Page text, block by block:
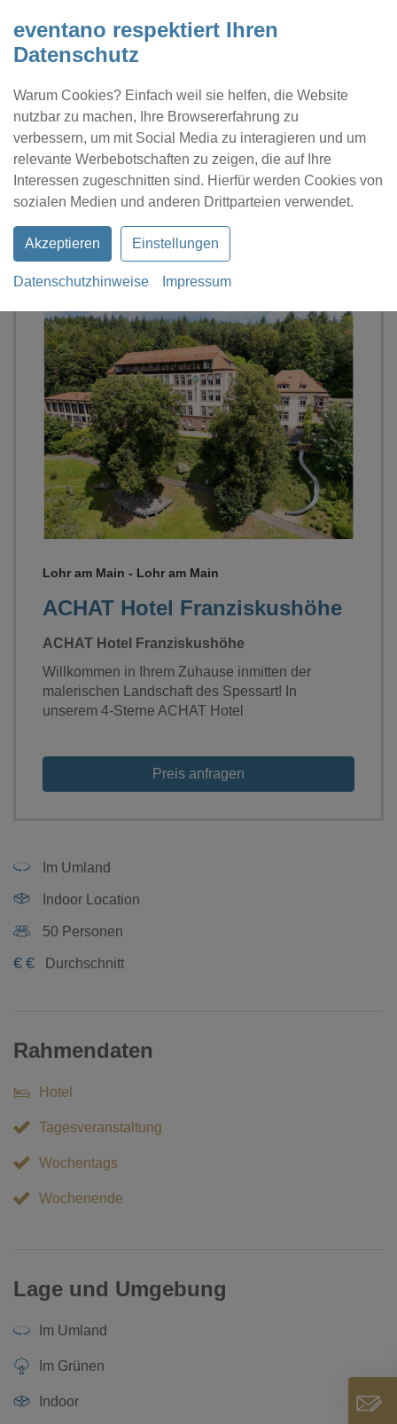
eventano respektiert Ihren
Datenschutz
Warum Cookies? Einfach weil sie helfen, die Website
nutzbar zu machen, Ihre Browsererfahrung zu
verbessern, um mit Social Media zu interagieren und um
relevante Werbebotschaften zu zeigen, die auf Ihre
Interessen zugeschnitten sind. Hierfür werden Cookies von
sozialen Medien und anderen Drittparteien verwendet.
Akzeptieren Einstellungen
Datenschutzhinweise Impressum
Kontakt Location eintragen Profil
Loading...
ACHAT Hotel Franziskushöhe
Lohr am Main - Lohr am Main
ACHAT Hotel Franziskushöhe
Willkommen in Ihrem Zuhause inmitten der
malerischen Landschaft des Spessart! In
unserem 4-Sterne ACHAT Hotel
Preis anfragen
Im Umland
Indoor Location
50 Personen
€ € Durchschnitt
Rahmendaten
Hotel
Tagesveranstaltung
Wochentags
Wochenende
Lage und Umgebung
Im Umland
Im Grünen
Indoor